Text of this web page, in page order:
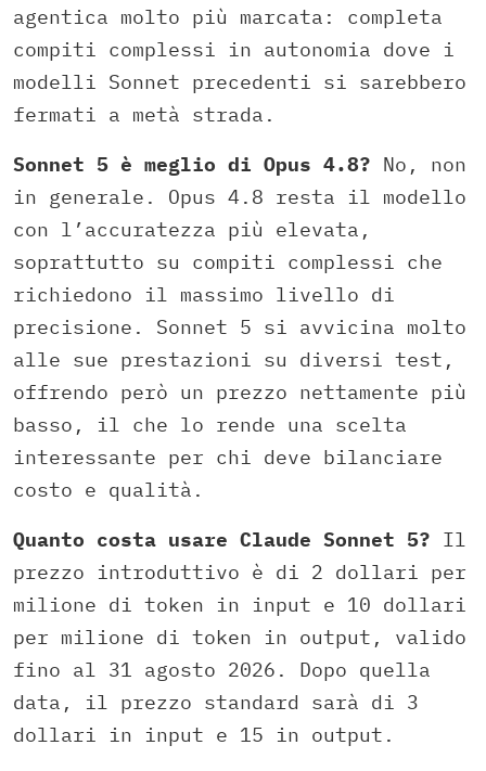
agentica molto più marcata: completa
compiti complessi in autonomia dove i
modelli Sonnet precedenti si sarebbero
fermati a metà strada.
Sonnet 5 è meglio di Opus 4.8? No, non
in generale. Opus 4.8 resta il modello
con l’accuratezza più elevata,
soprattutto su compiti complessi che
richiedono il massimo livello di
precisione. Sonnet 5 si avvicina molto
alle sue prestazioni su diversi test,
offrendo però un prezzo nettamente più
basso, il che lo rende una scelta
interessante per chi deve bilanciare
costo e qualità.
Quanto costa usare Claude Sonnet 5? Il
prezzo introduttivo è di 2 dollari per
milione di token in input e 10 dollari
per milione di token in output, valido
fino al 31 agosto 2026. Dopo quella
data, il prezzo standard sarà di 3
dollari in input e 15 in output.